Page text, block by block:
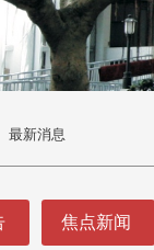
最新消息
焦点新闻